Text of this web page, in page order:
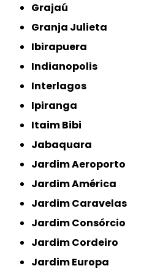
Grajaú
Granja Julieta
Ibirapuera
Indianopolis
Interlagos
Ipiranga
Itaim Bibi
Jabaquara
Jardim Aeroporto
Jardim América
Jardim Caravelas
Jardim Consórcio
Jardim Cordeiro
Jardim Europa